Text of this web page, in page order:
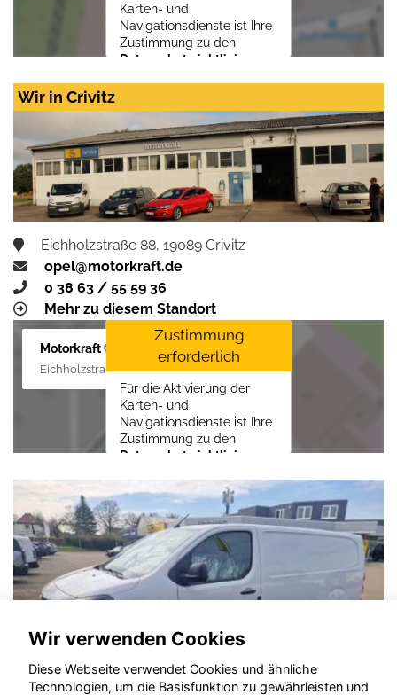
Karten- und
Navigationsdienste ist Ihre
Zustimmung zu den
Datenschutzrichtlinien
Zustimmen und
aktivieren
Wir in Crivitz
Eichholzstraße 88, 19089 Crivitz
opel@motorkraft.de
0 38 63 / 55 59 36
Mehr zu diesem Standort
Motorkraft GmbH
Eichholzstraße 88, 19089 Crivitz
Zustimmung
erforderlich
Für die Aktivierung der
Karten- und
Navigationsdienste ist Ihre
Zustimmung zu den
Datenschutzrichtlinien
LLCerforderlich.
Zustimmen und
aktivieren
Wir verwenden Cookies
Diese Webseite verwendet Cookies und ähnliche
Technologien, um die Basisfunktion zu gewährleisten und